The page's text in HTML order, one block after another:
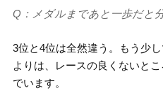
Q：メダルまであと一歩だと
3位と4位は全然違う。もう少
よりは、レースの良くないと
でいます。